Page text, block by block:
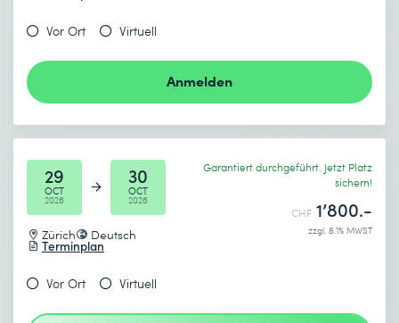
Vor Ort Virtuell
Anmelden
29
OCT
2026
30
OCT
2026
Zürich Deutsch
Terminplan
Garantiert durchgeführt. Jetzt Platz
sichern!
CHF 1’800.-
zzgl. 8.1% MWST
Vor Ort Virtuell